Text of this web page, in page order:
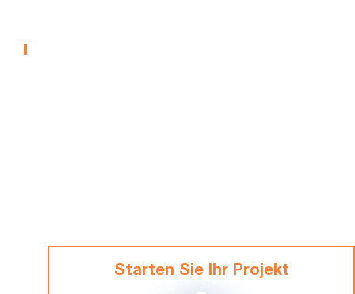
Starten Sie Ihr Projekt